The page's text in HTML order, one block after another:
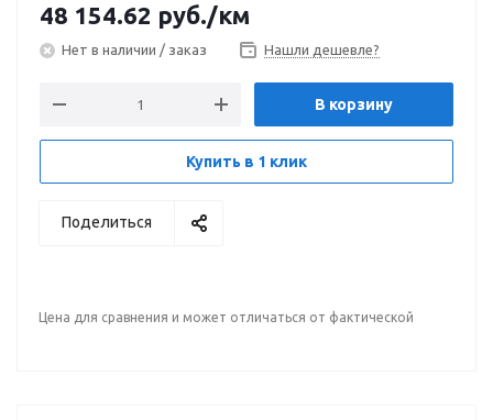
48 154.62 руб./км
Нет в наличии / заказ Нашли дешевле?
В корзину
Купить в 1 клик
Поделиться
Цена для сравнения и может отличаться от фактической